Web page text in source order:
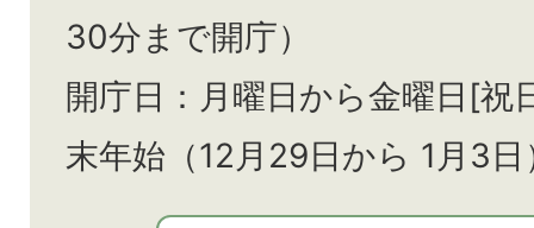
30分まで開庁）
開庁日：月曜日から金曜日[祝
末年始（12月29日から 1月3